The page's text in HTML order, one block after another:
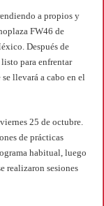
a propios y
FW46 de
Después de
para enfrentar
llevará a cabo en el
25 de octubre.
de prácticas
habitual, luego
realizaron sesiones